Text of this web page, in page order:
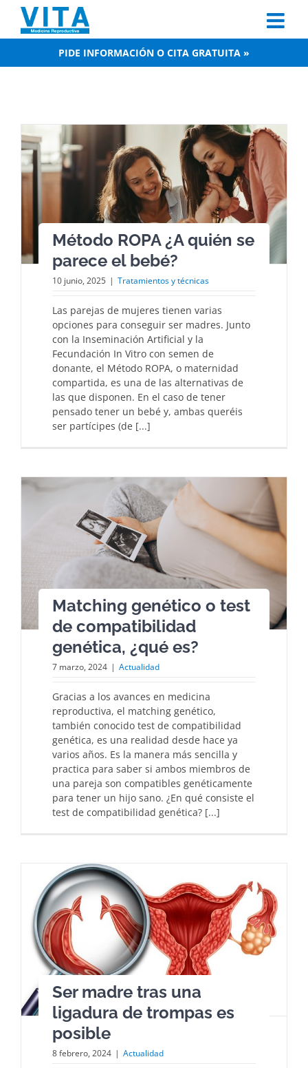
content
PIDE INFORMACIÓN O CITA GRATUITA »
Método ROPA ¿A quién se
parece el bebé?
10 junio, 2025 | Tratamientos y técnicas
Las parejas de mujeres tienen varias
opciones para conseguir ser madres. Junto
con la Inseminación Artificial y la
Fecundación In Vitro con semen de
donante, el Método ROPA, o maternidad
compartida, es una de las alternativas de
las que disponen. En el caso de tener
pensado tener un bebé y, ambas queréis
ser partícipes (de [...]
Matching genético o test
de compatibilidad
genética, ¿qué es?
7 marzo, 2024 | Actualidad
Gracias a los avances en medicina
reproductiva, el matching genético,
también conocido test de compatibilidad
genética, es una realidad desde hace ya
varios años. Es la manera más sencilla y
practica para saber si ambos miembros de
una pareja son compatibles genéticamente
para tener un hijo sano. ¿En qué consiste el
test de compatibilidad genética? [...]
Ser madre tras una
ligadura de trompas es
posible
8 febrero, 2024 | Actualidad